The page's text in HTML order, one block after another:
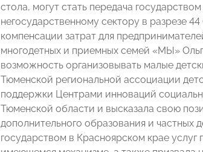
стола, могут стать передача
негосударственному сектору в разрезе
компенсации затрат для
многодетных и приемных семей «МЫ»
возможность организовывать малые
Тюменской региональной ассоциации
поддержки Центрами инноваций
Тюменской области и высказала свою
дополнительного образования и частных
государством в Красноярском крае